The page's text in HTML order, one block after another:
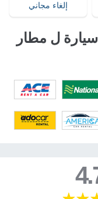
إلغاء مجاني
ل مطار